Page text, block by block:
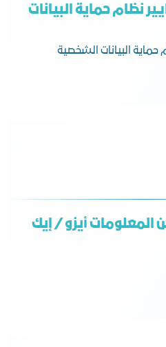
نظام حماية البيانات
حماية البيانات الشخصية
المعلومات أيزو / إيك